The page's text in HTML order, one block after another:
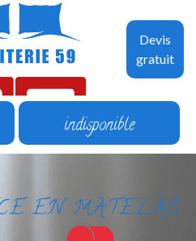
Devis
gratuit
indisponible
EN MATELAS